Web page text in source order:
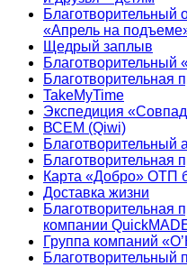
Благотворительный
«Апрель на
Щедрый заплыв
Благотворительная
TakeMyTime
Экспедиция
ВСЕМ (Qiwi)
Благотворительный
Благотворительная
Карта «Добро» ОТП
Доставка жизни
Благотворительная
компании
Группа компаний
Благотворительный